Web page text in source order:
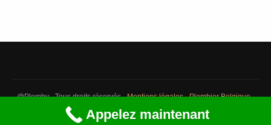
@Plomby - Tous droits réservés -Mentions légales-Plombier Belgique-
Débouchage Belgique
Appelez maintenant